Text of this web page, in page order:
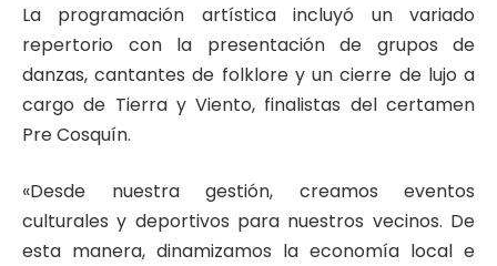
La programación artística incluyó un variado
repertorio con la presentación de grupos de
danzas, cantantes de folklore y un cierre de lujo a
cargo de Tierra y Viento, finalistas del certamen
Pre Cosquín.
«Desde nuestra gestión, creamos eventos
culturales y deportivos para nuestros vecinos. De
esta manera, dinamizamos la economía local e